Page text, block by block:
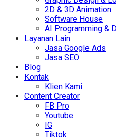
2D & 3D Animation
Software House
AI Programming &
Layanan Lain
Jasa Google Ads
Jasa SEO
Blog
Kontak
Klien Kami
Content Creator
FB Pro
Youtube
IG
Tiktok